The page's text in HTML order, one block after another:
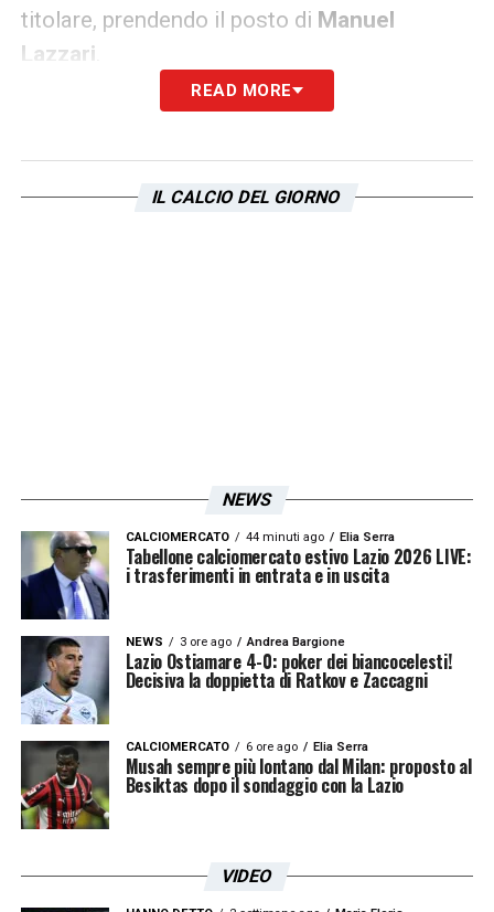
titolare, prendendo il posto di Manuel
Lazzari
Sarebbe una soluzione importante per una
quale serviranno attenzione difensiva e
Anche a centrocampo resta vivo un
ballottaggio. Accanto a Cataldi eTaylor
contendono una magliaToma BasiceDele-
Bashiru. Il secondo ha già lasciato il segno
contro l’Atalanta
nella gara d’andata e per
questo motivo resta una candidatura molto
credibile. La sua fisicità e la capacità di
preziose in una semifinale che si
preannuncia intensa e combattuta.
Atalanta Lazio, davanti
vantaggio su
READ MORE
IL CALCIO DEL GIORNO
NEWS
CALCIOMERCATO 44 minuti ago Elia Serra
Tabellone calciomercato estivo Lazio 2026 LIVE:
i trasferimenti in entrata e in uscita
NEWS 3 ore ago Andrea Bargione
Lazio Ostiamare 4-0: poker dei biancocelesti!
Decisiva la doppietta di Ratkov e Zaccagni
CALCIOMERCATO 6 ore ago Elia Serra
Musah sempre più lontano dal Milan: proposto al
Besiktas dopo il sondaggio con la Lazio
VIDEO